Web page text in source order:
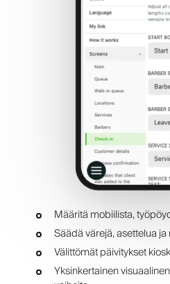
Määritä mobiilista,
Säädä värejä, asettelua
Välittömät päivitykset
Yksinkertainen